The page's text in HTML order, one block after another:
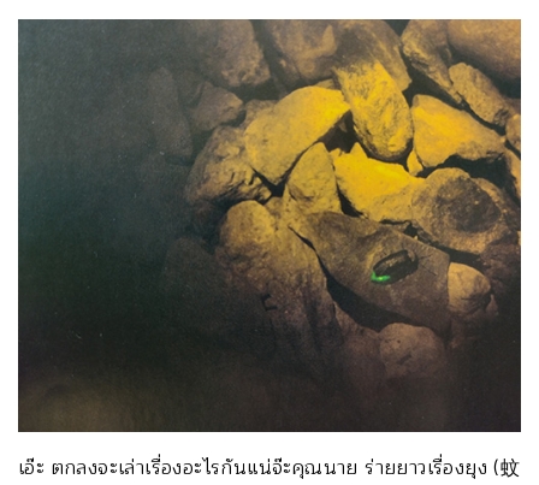
เอ๊ะ ตกลงจะเล่าเรื่องอะไรกันแน่จ๊ะคุณนาย ร่ายยาวเรื่องยุง (蚊